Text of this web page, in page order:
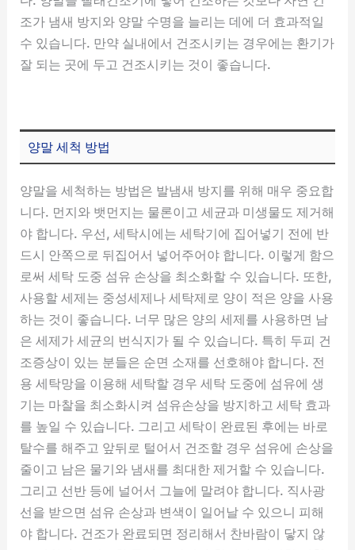
조가 냄새 방지와 양말 수명을 늘리는 데에 더 효과적일
수 있습니다. 만약 실내에서 건조시키는 경우에는 환기가
잘 되는 곳에 두고 건조시키는 것이 좋습니다.
양말 세척 방법
양말을 세척하는 방법은 발냄새 방지를 위해 매우 중요합
니다. 먼지와 뱃먼지는 물론이고 세균과 미생물도 제거해
야 합니다. 우선, 세탁시에는 세탁기에 집어넣기 전에 반
드시 안쪽으로 뒤집어서 넣어주어야 합니다. 이렇게 함으
로써 세탁 도중 섬유 손상을 최소화할 수 있습니다. 또한,
사용할 세제는 중성세제나 세탁제로 양이 적은 양을 사용
하는 것이 좋습니다. 너무 많은 양의 세제를 사용하면 남
은 세제가 세균의 번식지가 될 수 있습니다. 특히 두피 건
조증상이 있는 분들은 순면 소재를 선호해야 합니다. 전
용 세탁망을 이용해 세탁할 경우 세탁 도중에 섬유에 생
기는 마찰을 최소화시켜 섬유손상을 방지하고 세탁 효과
를 높일 수 있습니다. 그리고 세탁이 완료된 후에는 바로
탈수를 해주고 앞뒤로 털어서 건조할 경우 섬유에 손상을
줄이고 남은 물기와 냄새를 최대한 제거할 수 있습니다.
그리고 선반 등에 널어서 그늘에 말려야 합니다. 직사광
선을 받으면 섬유 손상과 변색이 일어날 수 있으니 피해
야 합니다. 건조가 완료되면 정리해서 찬바람이 닿지 않